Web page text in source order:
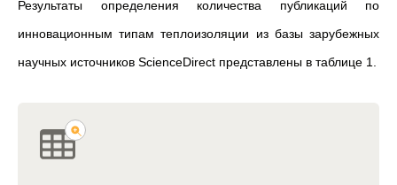
Результаты определения количества публикаций по
инновационным типам теплоизоляции из базы зарубежных
научных источников ScienceDirect представлены в таблице 1.